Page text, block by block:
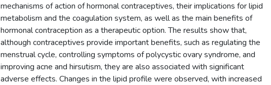
mechanisms of action of hormonal contraceptives, their implications for lipid
metabolism and the coagulation system, as well as the main benefits of
hormonal contraception as a therapeutic option. The results show that,
although contraceptives provide important benefits, such as regulating the
menstrual cycle, controlling symptoms of polycystic ovary syndrome, and
improving acne and hirsutism, they are also associated with significant
adverse effects. Changes in the lipid profile were observed, with increased